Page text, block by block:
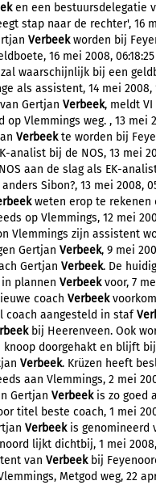
en een bestuursdelegatie
stap naar de rechter', 16
Verbeekworden bij
16 mei 2008, 06:18:25
waarschijnlijk bij een
als assistent, 14 mei 2008,
Gertjan Verbeek, meldt VI
Vlemmings weg. , 13 mei
Verbeekte worden bij
analist bij de NOS, 13 mei
aan de slag als EK-
Sibon?, 13 mei 2008,
weten erop te rekenen
op Vlemmings, 12 mei
Vlemmings zijn assistent
Gertjan Verbeek, 9 mei
Gertjan Verbeek. De
plannen Verbeekvoor, 7
coach Verbeek
coach aangesteld in staf
bij Heerenveen. Ook
doorgehakt en blijft bij
Verbeek. Krüzen heeft
aan Vlemmings, 2 mei
Gertjan Verbeekis zo goed
titel beste coach, 1 mei
Verbeekis genomineerd
lijkt dichtbij, 1 mei 2008,
van Verbeekbij
Metgod weg, 22